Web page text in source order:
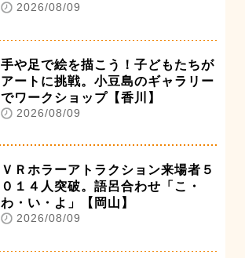
2026/08/09
手や足で絵を描こう！子どもたちが
アートに挑戦。小豆島のギャラリー
でワークショップ【香川】
2026/08/09
ＶＲホラーアトラクション来場者５
０１４人突破。語呂合わせ「こ・
わ・い・よ」【岡山】
2026/08/09